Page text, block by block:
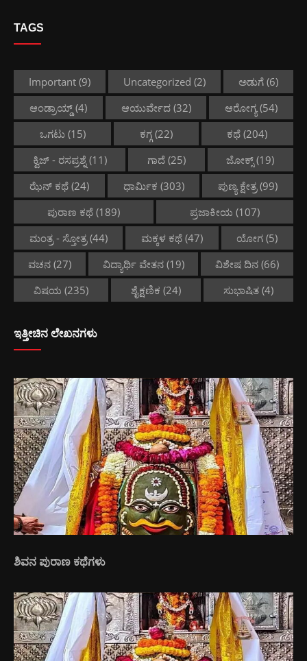
TAGS
Important (9) Uncategorized (2) ಅಡುಗೆ (6)
ಆಂಡ್ರಾಯ್ಡ್(4) ಆಯುರ್ವೇದ(32) ಆರೋಗ್ಯ (54)
ಒಗಟು(15) ಕಗ್ಗ(22) ಕಥೆ (204)
ಕ್ವಿಜ್ - ರಸಪ್ರಶ್ನೆ (11) ಗಾದೆ(25) ಜೋಕ್ಸ್ (19)
ಝೆನ್ ಕಥೆ(24) ಧಾರ್ಮಿಕ (303) ಪುಣ್ಯ ಕ್ಷೇತ್ರ(99)
ಪುರಾಣ ಕಥೆ (189) ಪ್ರಜಾಕೀಯ (107)
ಮಂತ್ರ - ಸ್ತೋತ್ರ(44) ಮಕ್ಕಳ ಕಥೆ(47) ಯೋಗ (5)
ವಚನ(27) ವಿದ್ಯಾರ್ಥಿ ವೇತನ(19) ವಿಶೇಷ ದಿನ (66)
ವಿಷಯ (235) ಶೈಕ್ಷಣಿಕ (24) ಸುಭಾಷಿತ (4)
ಇತ್ತೀಚಿನ ಲೇಖನಗಳು
ಶಿವನ ಪುರಾಣ ಕಥೆಗಳು